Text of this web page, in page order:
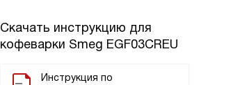
Скачать инструкцию для
кофеварки Smeg EGF03CREU
Инструкция по